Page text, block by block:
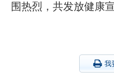
围热烈，共发放健康
我